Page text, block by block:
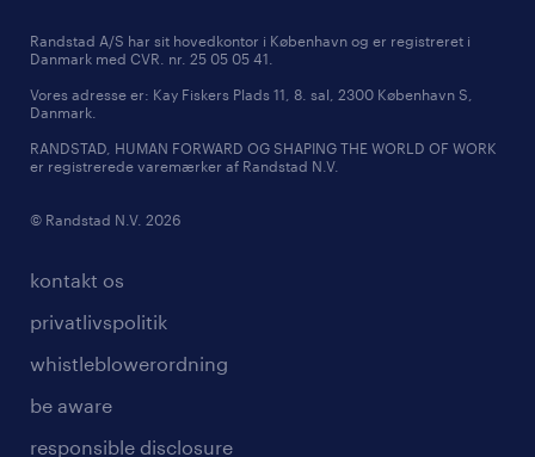
kontakt os
privatlivspolitik
whistleblowerordning
be aware
responsible disclosure
Randstad A/S har sit hovedkontor i København og er registreret i
Danmark med CVR. nr. 25 05 05 41.
Vores adresse er: Kay Fiskers Plads 11, 8. sal, 2300 København S,
Danmark.
RANDSTAD, HUMAN FORWARD OG SHAPING THE WORLD OF WORK
er registrerede varemærker af Randstad N.V.
© Randstad N.V. 2026